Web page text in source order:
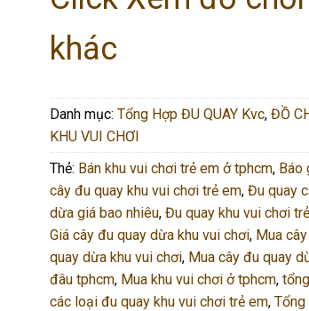
khác
Danh mục: Tổng Hợp ĐU QUAY Kvc, ĐỒ
KHU VUI CHƠI
Thẻ: Bán khu vui chơi trẻ em ở tphcm, Báo
cây đu quay khu vui chơi trẻ em, Đu quay
dừa giá bao nhiêu, Đu quay khu vui chơi
Giá cây đu quay dừa khu vui chơi, Mua
quay dừa khu vui chơi, Mua cây đu quay
đâu tphcm, Mua khu vui chơi ở tphcm,
các loại đu quay khu vui chơi trẻ em, Tổng